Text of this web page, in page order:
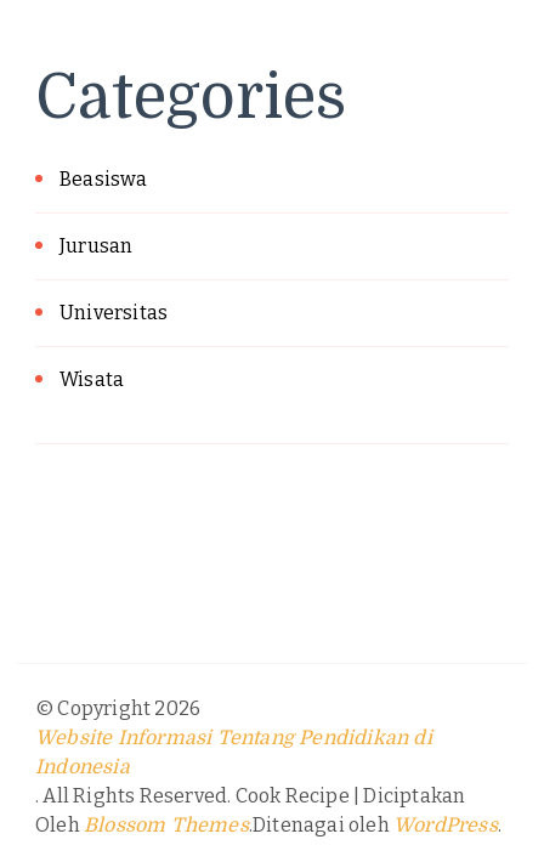
Categories
Beasiswa
Jurusan
Universitas
Wisata
© Copyright 2026
Website Informasi Tentang Pendidikan di
Indonesia
. All Rights Reserved. Cook Recipe | Diciptakan
Oleh Blossom Themes.Ditenagai oleh WordPress.